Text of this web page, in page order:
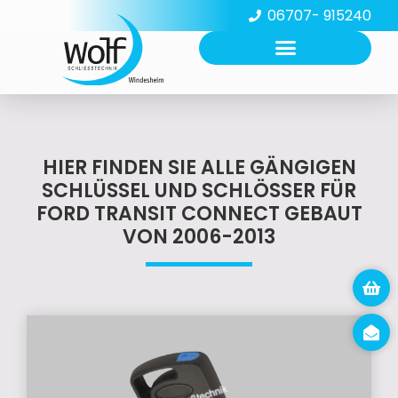
06707- 915240
HIER FINDEN SIE ALLE GÄNGIGEN
SCHLÜSSEL UND SCHLÖSSER FÜR
FORD TRANSIT CONNECT GEBAUT
VON 2006-2013